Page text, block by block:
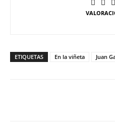
ETIQUETAS En la viñeta Juan